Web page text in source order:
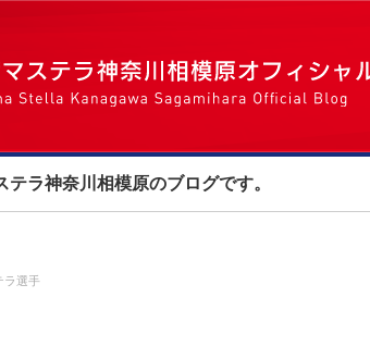
ラ神奈川相模原のブログです。
ラ選手